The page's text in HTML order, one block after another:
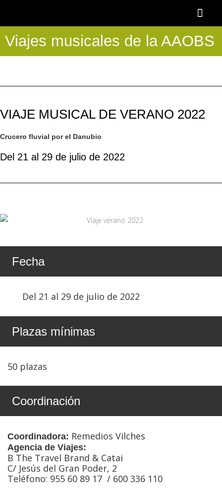
Viajes musicales de la AAOBS
VIAJE MUSICAL DE VERANO 2022
Crucero fluvial por el Danubio
Del 21 al 29 de julio de 2022
Fecha
Del 21 al 29 de julio de 2022
Plazas mínimas
50 plazas
Coordinación
Coordinadora: Remedios Vilches
Agencia de Viajes:
B The Travel Brand & Catai
C/ Jesús del Gran Poder, 2
Teléfono: 955 60 89 17 / 600 336 110